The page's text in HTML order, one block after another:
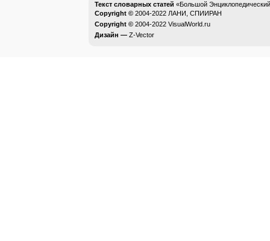
Текст словарных статей «Большой
Copyright © 2004-2022 ЛАНИ, СПИИРАН
Copyright © 2004-2022 VisualWorld.ru
Дизайн — Z-Vector